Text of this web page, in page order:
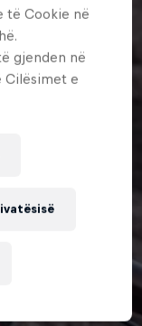
të Cookie në
gjenden në
Cilësimet e